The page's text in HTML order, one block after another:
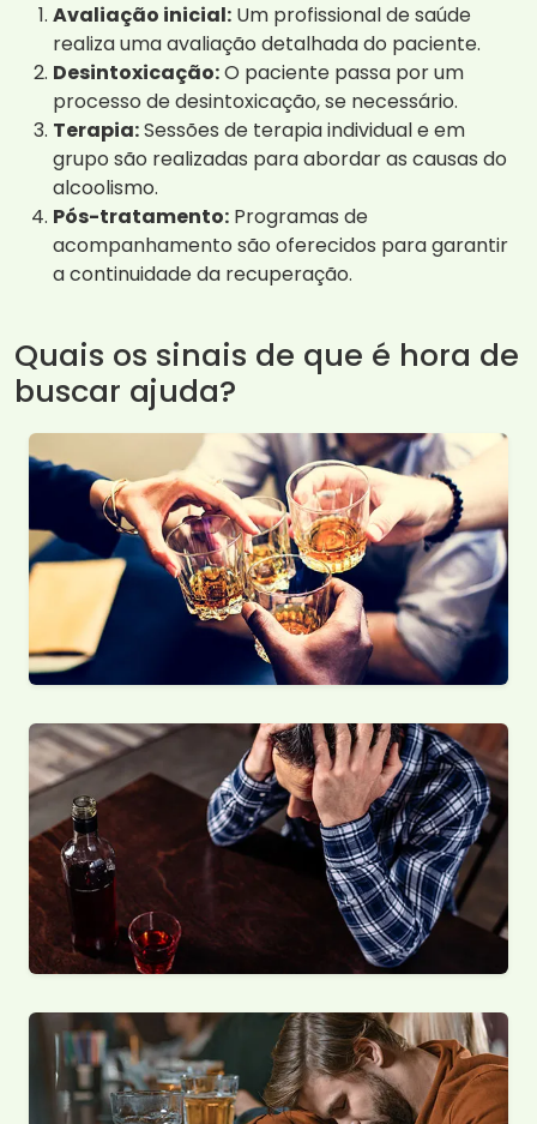
Avaliação inicial: Um profissional de saúde
realiza uma avaliação detalhada do paciente.
Desintoxicação:O paciente passa por um
processo de desintoxicação, se necessário.
Terapia:Sessões de terapia individual e em
grupo são realizadas para abordar as causas do
alcoolismo.
Pós-tratamento: Programas de
acompanhamento são oferecidos para garantir
a continuidade da recuperação.
Quais os sinais de que é hora de
buscar ajuda?